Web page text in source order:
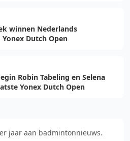
winnen Nederlands
Dutch Open
Robin Tabeling en Selena
Yonex Dutch Open
jaar aan badmintonnieuws.